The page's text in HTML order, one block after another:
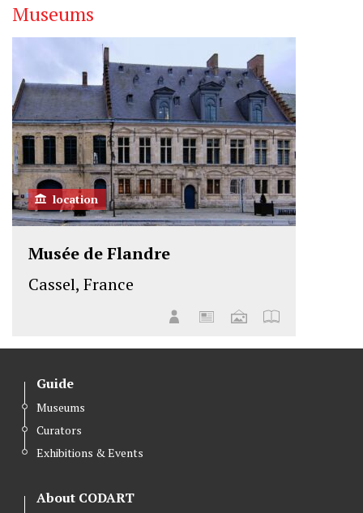
Museums
location
Musée de Flandre
Cassel, France
Guide
Museums
Curators
Exhibitions & Events
About CODART